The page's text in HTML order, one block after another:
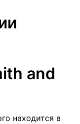
and
находится в